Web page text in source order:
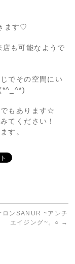
ます♡
も可能なようで
でその空間にい
もあります☆
てください！
す。
ロンSANUR ~アンチ
エイジング~。○ →